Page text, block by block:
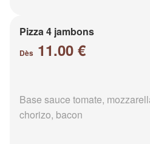
Pizza 4 jambons
Dès 11.00 €
Base sauce tomate,
chorizo, bacon